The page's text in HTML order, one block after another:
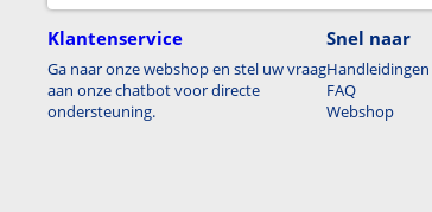
Klantenservice
Ga naar onze webshop en stel uw vraag
aan onze chatbot voor directe
ondersteuning.
Snel naar
Handleidingen
FAQ
Webshop